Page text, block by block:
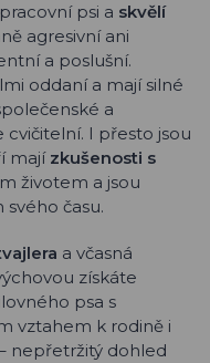
psi a skvělí
agresivní ani
a poslušní.
oddaní a mají silné
a
I přesto jsou
mají zkušenosti s
životem a jsou
času.
a včasná
získáte
psa s
vztahem k rodině i
nepřetržitý dohled